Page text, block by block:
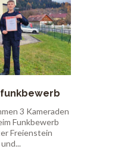
3 Kameraden
Funkbewerb
Freienstein